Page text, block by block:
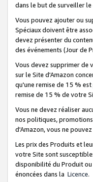
dans le but de surveiller
Vous pouvez ajouter ou
Spéciaux doivent être
devez présenter du
des événements (Jour de
Vous devez supprimer de
sur le Site d'Amazon
qu'une remise de 15 %
remise de 15 % de votre
Vous ne devez réaliser
nos politiques, promotions
d'Amazon, vous ne
Les prix des Produits et
votre Site sont
disponibilité du Produit ou
énoncées dans la Licence.